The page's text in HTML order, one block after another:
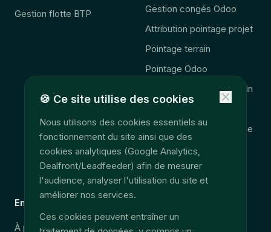
Gestion flotte BTP
Gestion congés Odoo
Attribution pointage projet
Pointage terrain
Pointage Odoo
Complément Odoo terrain
Consolidation télématique
Accès données terrain
EU Data Act
Entreprise
À propos Sécurité & RGPD
🍪 Ce site utilise des cookies
Nous utilisons des cookies essentiels au
fonctionnement du site ainsi que des
cookies analytiques (Google Analytics,
Dealfront/Leadfeeder) afin de mesurer
l'audience, analyser l'utilisation du site et
améliorer nos services.
Ces cookies peuvent entraîner un